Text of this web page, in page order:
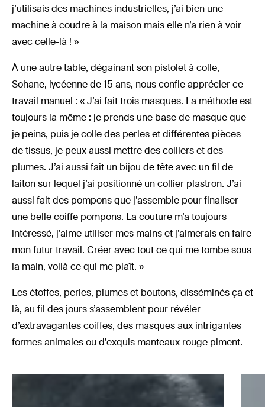
j’utilisais des machines industrielles, j’ai bien une
machine à coudre à la maison mais elle n’a rien à voir
avec celle-là ! »
À une autre table, dégainant son pistolet à colle,
Sohane, lycéenne de 15 ans, nous confie apprécier ce
travail manuel : « J’ai fait trois masques. La méthode est
toujours la même : je prends une base de masque que
je peins, puis je colle des perles et différentes pièces
de tissus, je peux aussi mettre des colliers et des
plumes. J’ai aussi fait un bijou de tête avec un fil de
laiton sur lequel j’ai positionné un collier plastron. J’ai
aussi fait des pompons que j’assemble pour finaliser
une belle coiffe pompons. La couture m’a toujours
intéressé, j’aime utiliser mes mains et j’aimerais en faire
mon futur travail. Créer avec tout ce qui me tombe sous
la main, voilà ce qui me plaît. »
Les étoffes, perles, plumes et boutons, disséminés ça et
là, au fil des jours s’assemblent pour révéler
d’extravagantes coiffes, des masques aux intrigantes
formes animales ou d’exquis manteaux rouge piment.